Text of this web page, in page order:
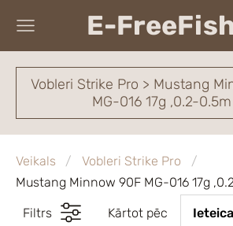
E-
Vobleri Strike Pro > Mustang
MG-016 17g ,0.2-0.5m
Veikals
Vobleri Strike Pro
Mustang Minnow 90F MG-016 17g
Filtrs Kārtot pēc